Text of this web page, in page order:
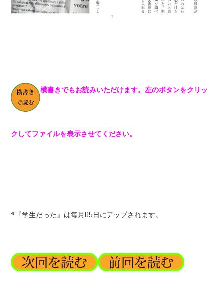
横書きでもお読みいただけます。左のボタンをクリッ
クしてファイルを表示させてください。
*『学生だった』は毎月05日にアップされます。